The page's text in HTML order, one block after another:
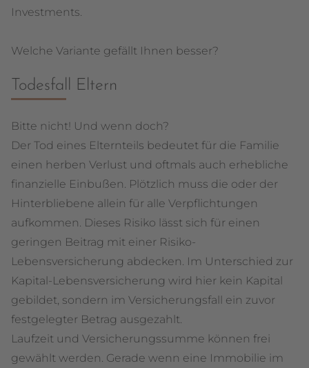
Investments.
Welche Variante gefällt Ihnen besser?
Todesfall Eltern
Bitte nicht! Und wenn doch?
Der Tod eines Elternteils bedeutet für die Familie
einen herben Verlust und oftmals auch erhebliche
finanzielle Einbußen. Plötzlich muss die oder der
Hinterbliebene allein für alle Verpflichtungen
aufkommen. Dieses Risiko lässt sich für einen
geringen Beitrag mit einer Risiko-
Lebensversicherung abdecken. Im Unterschied zur
Kapital-Lebensversicherung wird hier kein Kapital
gebildet, sondern im Versicherungsfall ein zuvor
festgelegter Betrag ausgezahlt.
Laufzeit und Versicherungssumme können frei
gewählt werden. Gerade wenn eine Immobilie im